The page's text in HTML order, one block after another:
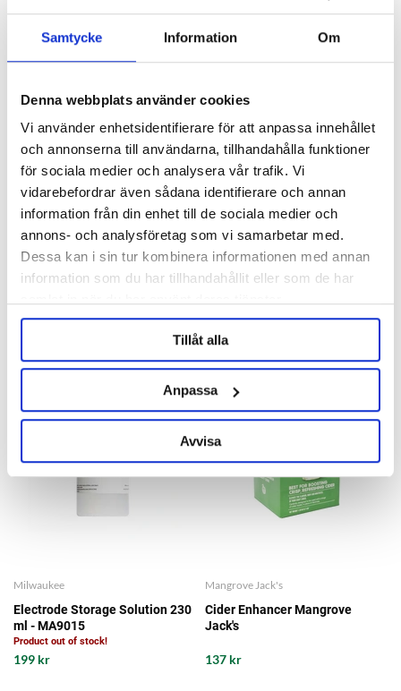
Samtycke Information Om
Denna webbplats använder cookies
Vi använder enhetsidentifierare för att anpassa innehållet
och annonserna till användarna, tillhandahålla funktioner
för sociala medier och analysera vår trafik. Vi
vidarebefordrar även sådana identifierare och annan
information från din enhet till de sociala medier och
annons- och analysföretag som vi samarbetar med.
Dessa kan i sin tur kombinera informationen med annan
information som du har tillhandahållit eller som de har
Tillåt alla
Anpassa
Avvisa
Auto Siphon Mini
Brewferm
Automatic Syphon - Flow'in
OTHERS ALSO BOUGHT
Milwaukee
Electrode Storage Solution 230
ml - MA9015
Product out of stock!
199 kr
Mangrove Jack's
Cider Enhancer Mangrove
Jack's
137 kr